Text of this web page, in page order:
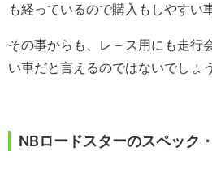
も経っているので購入もしやすい
その事からも、レ－ス用にも走行
い車だと言えるのではないでしょう
NBロードスターのスペック